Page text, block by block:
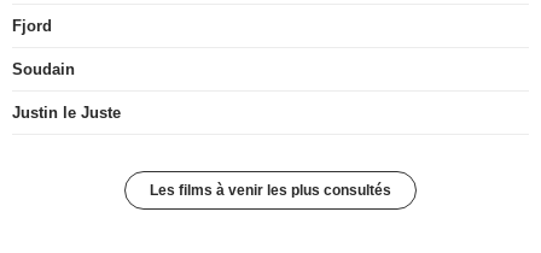
Fjord
Soudain
Justin le Juste
Les films à venir les plus consultés